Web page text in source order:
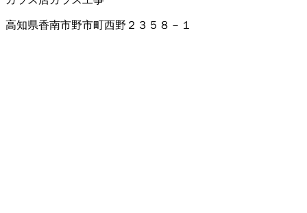
高知県香南市野市町西野２３５８－１